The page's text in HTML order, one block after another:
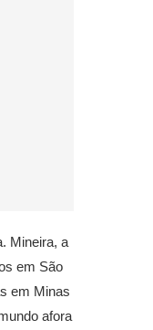
Mineira, a
em São
em Minas
afora